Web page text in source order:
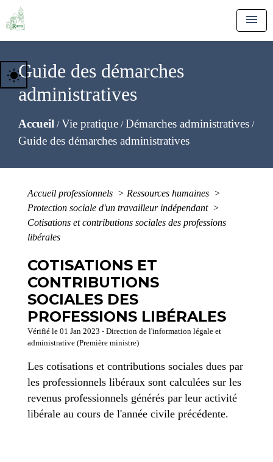
menu
Guide des démarches
administratives
Accueil /Vie pratique /Démarches administratives /
Guide des démarches administratives
wb_sunny
Accueil professionnels > Ressources humaines >
Protection sociale d'un travailleur indépendant >
Cotisations et contributions sociales des professions
libérales
COTISATIONS ET
CONTRIBUTIONS
SOCIALES DES
PROFESSIONS LIBÉRALES
Vérifié le 01 Jan 2023 - Direction de l'information légale et
administrative (Première ministre)
Les cotisations et contributions sociales dues par
les professionnels libéraux sont calculées sur les
revenus professionnels générés par leur activité
libérale au cours de l'année civile précédente.